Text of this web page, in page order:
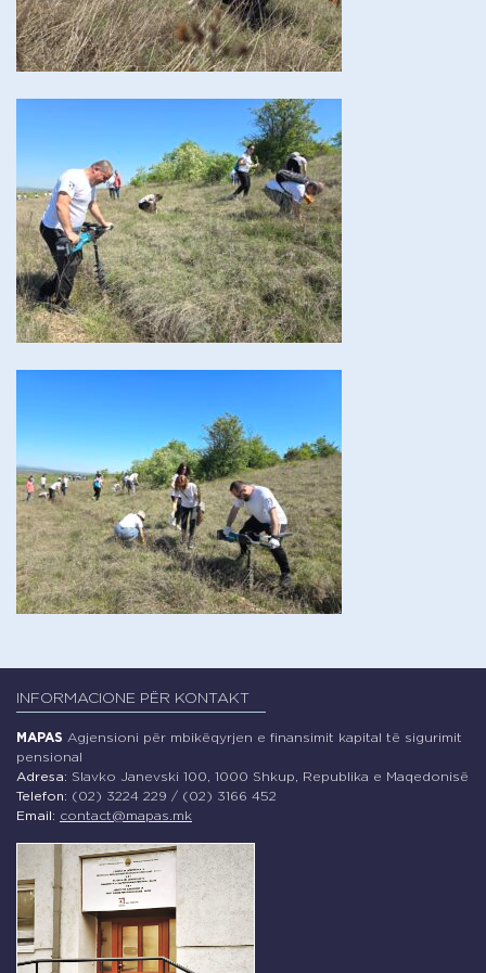
INFORMACIONE PËR KONTAKT
MAPAS Agjensioni për mbikëqyrjen e finansimit kapital të sigurimit
pensional
Adresa: Slavko Janevski 100, 1000 Shkup, Republika e Maqedonisë
Telefon: (02) 3224 229 / (02) 3166 452
Email: contact@mapas.mk